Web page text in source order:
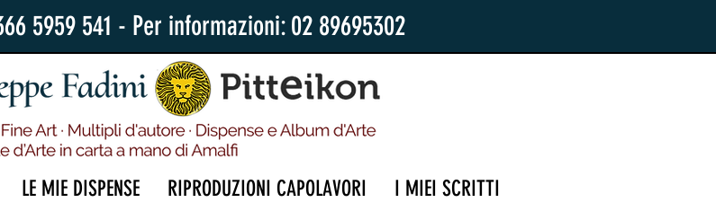
5959 541 - Per informazioni: 02 89695302
LE MIE DISPENSE RIPRODUZIONI CAPOLAVORI I MIEI SCRITTI